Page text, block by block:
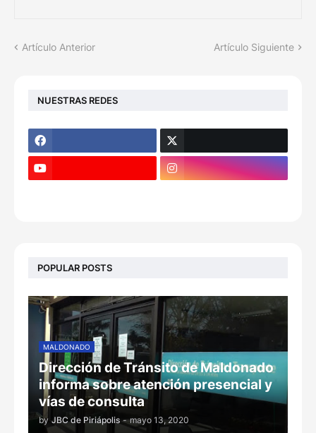
Artículo Anterior Artículo Siguiente
NUESTRAS REDES
POPULAR POSTS
MALDONADO
Dirección de Tránsito de Maldonado
informa sobre atención presencial y
vías de consulta
by JBC de Piriápolis - mayo 13, 2020